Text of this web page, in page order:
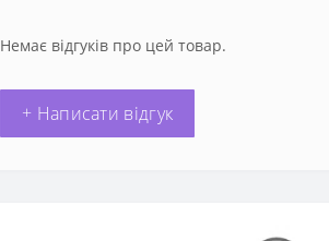
Немає відгуків про цей товар.
+ Написати відгук